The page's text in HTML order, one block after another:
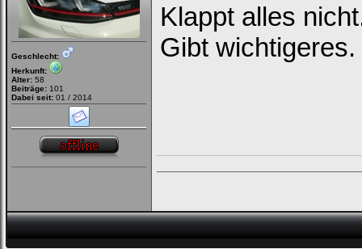
Geschlecht:
Herkunft:
Alter: 58
Beiträge: 101
Dabei seit: 01 / 2014
Klappt alles
Gibt wichtigeres.